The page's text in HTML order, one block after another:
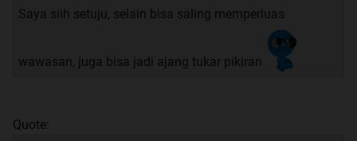
Saya siih setuju, selain bisa saling memperluas
wawasan, juga bisa jadi ajang tukar pikiran
Quote: